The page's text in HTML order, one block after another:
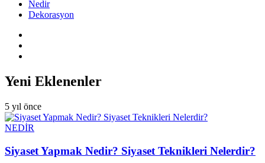
Nedir
Dekorasyon
Yeni Eklenenler
5 yıl önce
NEDİR
Siyaset Yapmak Nedir? Siyaset Teknikleri Nelerdir?